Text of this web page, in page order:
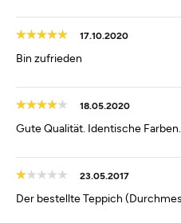
17.10.2020
Bin zufrieden
18.05.2020
Gute Qualität. Identische Farben.
23.05.2017
Der bestellte Teppich